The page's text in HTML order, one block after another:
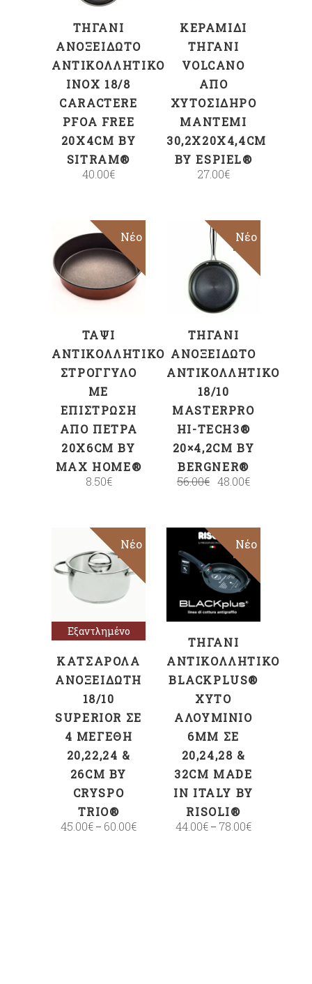
ΤΗΓΆΝΙ
ΑΝΟΞΕΊΔΩΤΟ
ΑΝΤΙΚΟΛΛΗΤΙΚΌ
INOX 18/8
CARACTERE
PFOA FREE
20X4CM BY
SITRAM®
40.00€
ΚΕΡΑΜΙΔΊ
ΤΗΓΆΝΙ
VOLCANO
ΑΠΌ
ΧΥΤΟΣΊΔΗΡΟ
ΜΑΝΤΈΜΙ
30,2X20X4,4CM
BY ESPIEL®
27.00€
Νέο
ΠΡΟΣΘΉΚΗ
ΣΤΟ ΚΑΛΆΘΙ
ΤΑΨΊ
ΑΝΤΙΚΟΛΛΗΤΙΚΌ
ΣΤΡΟΓΓΥΛΌ
ΜΕ
ΕΠΊΣΤΡΩΣΗ
ΑΠΌ ΠΈΤΡΑ
20X6CM BY
MAX HOME®
8.50€
Sale
Νέο
ΠΡΟΣΘΉΚΗ
ΣΤΟ ΚΑΛΆΘΙ
ΤΗΓΆΝΙ
ΑΝΟΞΕΊΔΩΤΟ
ΑΝΤΙΚΟΛΛΗΤΙΚΌ
18/10
MASTERPRO
HI-TECH3®
20×4,2CM BY
BERGNER®
56.00€ 48.00€
Sale
Εξαντλημένο
Sold
Νέο
Επιλογή
ΚΑΤΣΑΡΌΛΑ
ΑΝΟΞΕΊΔΩΤΗ
18/10
SUPERIOR ΣΕ
4 ΜΕΓΈΘΗ
20,22,24 &
26CM BY
CRYSPO
TRIO®
45.00€ – 60.00€
Sale
Νέο
ΕΠΙΛΟΓΉ
ΤΗΓΆΝΙ
ΑΝΤΙΚΟΛΛΗΤΙΚΌ
BLACKPLUS®
ΧΥΤΌ
ΑΛΟΥΜΊΝΙΟ
6MM ΣΕ
20,24,28 &
32CM MADE
IN ITALY BY
RISOLI®
44.00€ – 78.00€